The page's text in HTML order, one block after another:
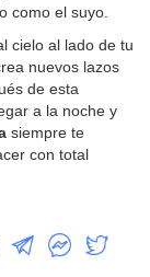
como el suyo.
cielo al lado de tu
nuevos lazos
de esta
a la noche y
siempre te
con total